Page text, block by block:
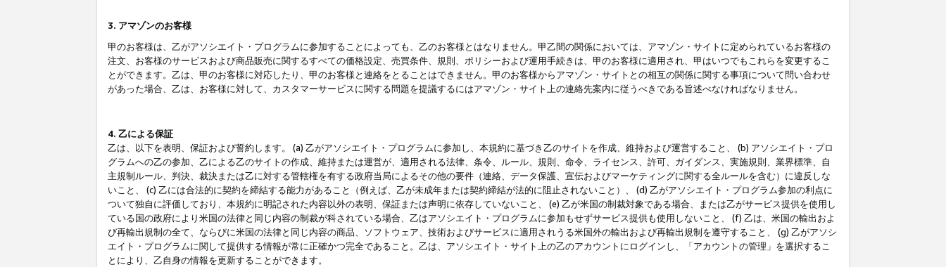
3. アマゾンのお客様
甲のお客様は、乙がアソシエイト・プログラムに参加することによっても、乙のお客様とはなりません。甲乙間の関係においては、アマゾン・サイトに定められているお客様の
注文、お客様のサービスおよび商品販売に関するすべての価格設定、売買条件、規則、ポリシーおよび運用手続きは、甲のお客様に適用され、甲はいつでもこれらを変更するこ
とができます。乙は、甲のお客様に対応したり、甲のお客様と連絡をとることはできません。甲のお客様からアマゾン・サイトとの相互の関係に関する事項について問い合わせ
があった場合、乙は、お客様に対して、カスタマーサービスに関する問題を提議するにはアマゾン・サイト上の連絡先案内に従うべきである旨述べなければなりません。
4. 乙による保証
乙は、以下を表明、保証および誓約します。 (a) 乙がアソシエイト・プログラムに参加し、本規約に基づき乙のサイトを作成、維持および運営すること、 (b) アソシエイト・プロ
グラムへの乙の参加、乙による乙のサイトの作成、維持または運営が、適用される法律、条令、ルール、規則、命令、ライセンス、許可、ガイダンス、実施規則、業界標準、自
主規制ルール、判決、裁決または乙に対する管轄権を有する政府当局によるその他の要件（連絡、データ保護、宣伝およびマーケティングに関する全ルールを含む）に違反しな
いこと、 (c) 乙には合法的に契約を締結する能力があること（例えば、乙が未成年または契約締結が法的に阻止されないこと）、 (d) 乙がアソシエイト・プログラム参加の利点に
ついて独自に評価しており、本規約に明記された内容以外の表明、保証または声明に依存していないこと、 (e) 乙が米国の制裁対象である場合、または乙がサービス提供を使用し
ている国の政府により米国の法律と同じ内容の制裁が科されている場合、乙はアソシエイト・プログラムに参加もせずサービス提供も使用しないこと、 (f) 乙は、米国の輸出およ
び再輸出規制の全て、ならびに米国の法律と同じ内容の商品、ソフトウェア、技術およびサービスに適用されうる米国外の輸出および再輸出規制を遵守すること、 (g) 乙がアソシ
エイト・プログラムに関して提供する情報が常に正確かつ完全であること。乙は、アソシエイト・サイト上の乙のアカウントにログインし、「アカウントの管理」を選択するこ
とにより、乙自身の情報を更新することができます。